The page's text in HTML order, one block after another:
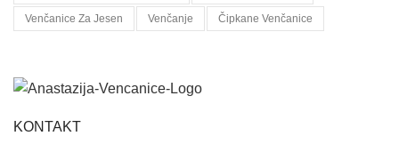
Venčanice Za Jesen Venčanje Čipkane Venčanice
KONTAKT